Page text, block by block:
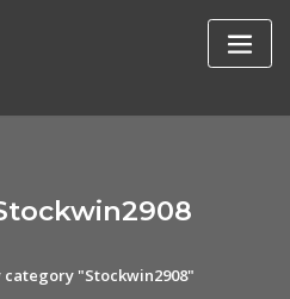
category "Stockwin2908"